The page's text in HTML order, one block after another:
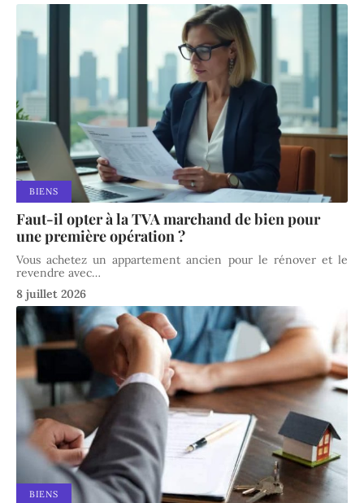
BIENS
Faut-il opter à la TVA marchand de bien pour
une première opération ?
Vous achetez un appartement ancien pour le rénover et le
revendre avec…
8 juillet 2026
BIENS